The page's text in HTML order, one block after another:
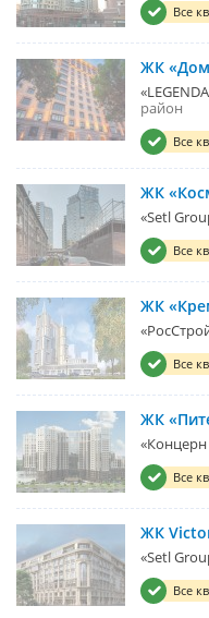
Все
ЖК
район
Все
ЖК
«Setl
Все
ЖК
Все
ЖК
«Концерн
Все
ЖК
«Setl
Все